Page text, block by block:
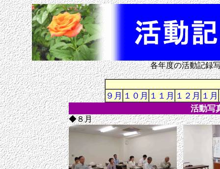
各年度の活動記録
９月 １０月 １１月 １２月 １月
活動写
◆８月